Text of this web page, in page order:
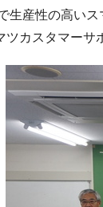
生産性の高いス
カスタマーサ